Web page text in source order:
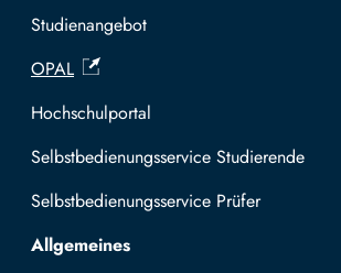
Studienangebot
OPAL
Hochschulportal
Selbstbedienungsservice Studierende
Selbstbedienungsservice Prüfer
Allgemeines